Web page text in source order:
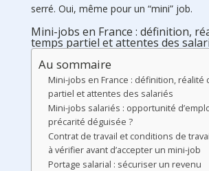
serré. Oui, même pour un “mini” job.
Mini-jobs en France : définition,
temps partiel et attentes des
Au sommaire
Mini-jobs en France : définition, réalité
partiel et attentes des salariés
Mini-jobs salariés : opportunité
précarité déguisée ?
Contrat de travail et conditions de
à vérifier avant d’accepter un mini-job
Portage salarial : sécuriser un revenu